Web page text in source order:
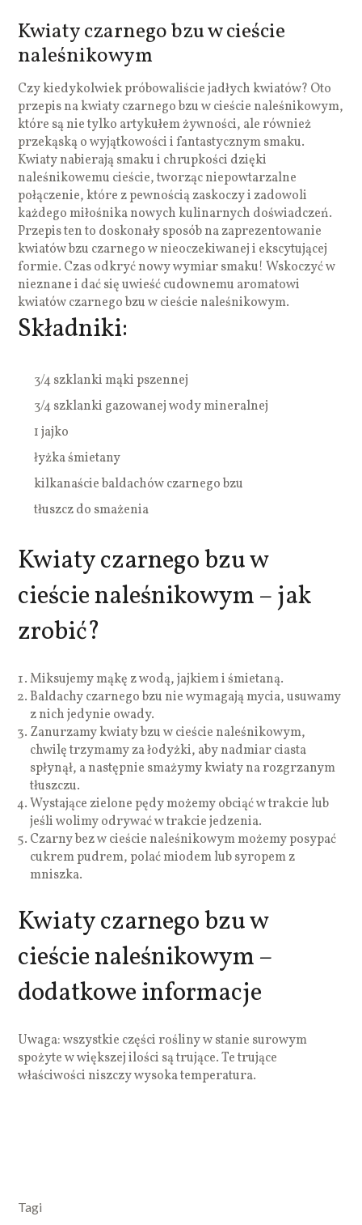
Kwiaty czarnego bzu w cieście
naleśnikowym
Czy kiedykolwiek próbowaliście jadłych kwiatów? Oto
przepis na kwiaty czarnego bzu w cieście naleśnikowym,
które są nie tylko artykułem żywności, ale również
przekąską o wyjątkowości i fantastycznym smaku.
Kwiaty nabierają smaku i chrupkości dzięki
naleśnikowemu cieście, tworząc niepowtarzalne
połączenie, które z pewnością zaskoczy i zadowoli
każdego miłośnika nowych kulinarnych doświadczeń.
Przepis ten to doskonały sposób na zaprezentowanie
kwiatów bzu czarnego w nieoczekiwanej i ekscytującej
formie. Czas odkryć nowy wymiar smaku! Wskoczyć w
nieznane i dać się uwieść cudownemu aromatowi
kwiatów czarnego bzu w cieście naleśnikowym.
Składniki:
3/4 szklanki mąki pszennej
3/4 szklanki gazowanej wody mineralnej
1 jajko
łyżka śmietany
kilkanaście baldachów czarnego bzu
tłuszcz do smażenia
Kwiaty czarnego bzu w
cieście naleśnikowym – jak
zrobić?
Miksujemy mąkę z wodą, jajkiem i śmietaną.
Baldachy czarnego bzu nie wymagają mycia, usuwamy
z nich jedynie owady.
Zanurzamy kwiaty bzu w cieście naleśnikowym,
chwilę trzymamy za łodyżki, aby nadmiar ciasta
spłynął, a następnie smażymy kwiaty na rozgrzanym
tłuszczu.
Wystające zielone pędy możemy obciąć w trakcie lub
jeśli wolimy odrywać w trakcie jedzenia.
Czarny bez w cieście naleśnikowym możemy posypać
cukrem pudrem, polać miodem lub syropem z
mniszka.
Kwiaty czarnego bzu w
cieście naleśnikowym –
dodatkowe informacje
Uwaga: wszystkie części rośliny w stanie surowym
spożyte w większej ilości są trujące. Te trujące
właściwości niszczy wysoka temperatura.
Tagi